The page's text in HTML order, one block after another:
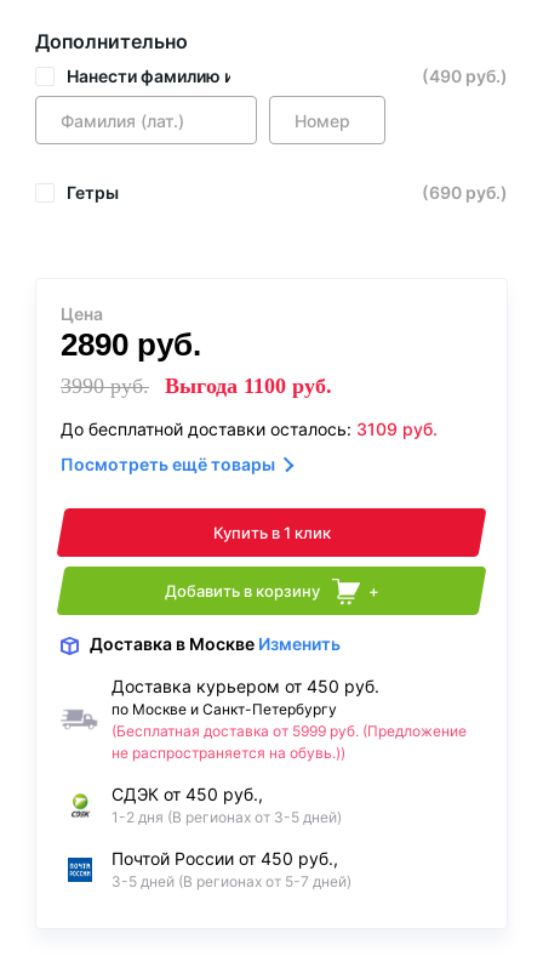
Дополнительно
Нанести фамилию и номер (490 руб.)
Гетры (690 руб.)
Цена
2890 руб.
3990руб. Выгода 1100 руб.
До бесплатной доставки осталось: 3109 руб.
Посмотреть ещё товары
Купить в 1 клик
Добавить в корзину +
Доставка в Москве Изменить
Доставка курьером от 450 руб.
по Москве и Санкт-Петербургу
(Бесплатная доставка от 5999 руб. (Предложение
не распространяется на обувь.))
СДЭК от 450 руб.,
1-2 дня (В регионах от 3-5 дней)
Почтой России от 450 руб.,
3-5 дней (В регионах от 5-7 дней)